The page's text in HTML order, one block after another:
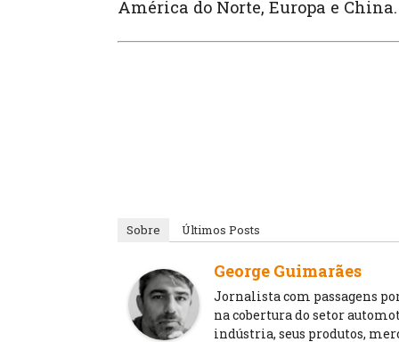
América do Norte, Europa e China.
Sobre Últimos Posts
George Guimarães
Jornalista com passagens
na cobertura do setor
indústria, seus produtos,